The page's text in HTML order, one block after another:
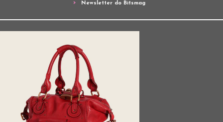
Newsletter do Bitsmag